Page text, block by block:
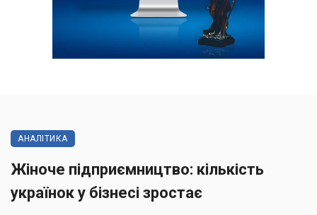
АНАЛІТИКА
Жіноче підприємництво: кількість
українок у бізнесі зростає